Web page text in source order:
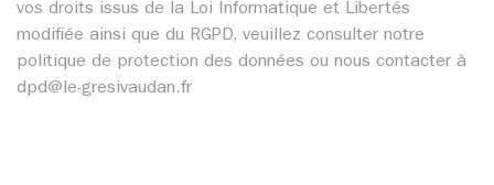
vos droits issus de la Loi Informatique et Libertés
modifiée ainsi que du RGPD, veuillez consulter notre
politique de protection des données ou nous contacter à
dpd@le-gresivaudan.fr